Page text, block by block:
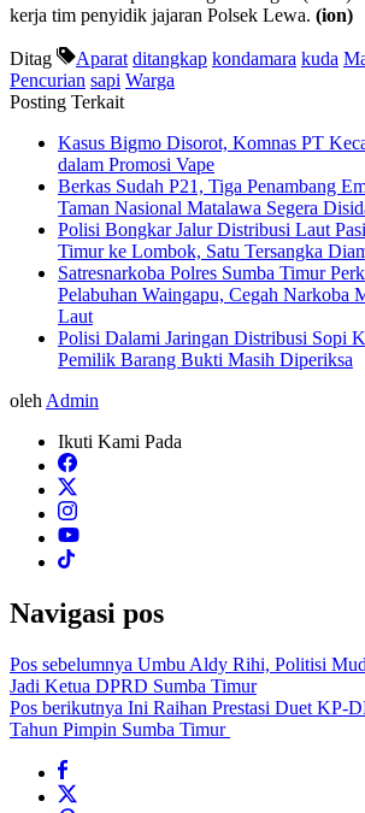
kerja tim penyidik jajaran Polsek Lewa. (ion)
Ditag Aparat ditangkap kondamara kuda
Pencurian sapi Warga
Posting Terkait
Kasus Bigmo Disorot, Komnas PT
dalam Promosi Vape
Berkas Sudah P21, Tiga Penambang
Taman Nasional Matalawa Segera
Polisi Bongkar Jalur Distribusi Laut
Timur ke Lombok, Satu Tersangka
Satresnarkoba Polres Sumba Timur
Pelabuhan Waingapu, Cegah Narkoba
Laut
Polisi Dalami Jaringan Distribusi Sopi
Pemilik Barang Bukti Masih Diperiksa
oleh Admin
Ikuti Kami Pada
Navigasi pos
Pos sebelumnya Umbu Aldy Rihi, Politisi
Jadi Ketua DPRD Sumba Timur
Pos berikutnya Ini Raihan Prestasi Duet KP-
Tahun Pimpin Sumba Timur